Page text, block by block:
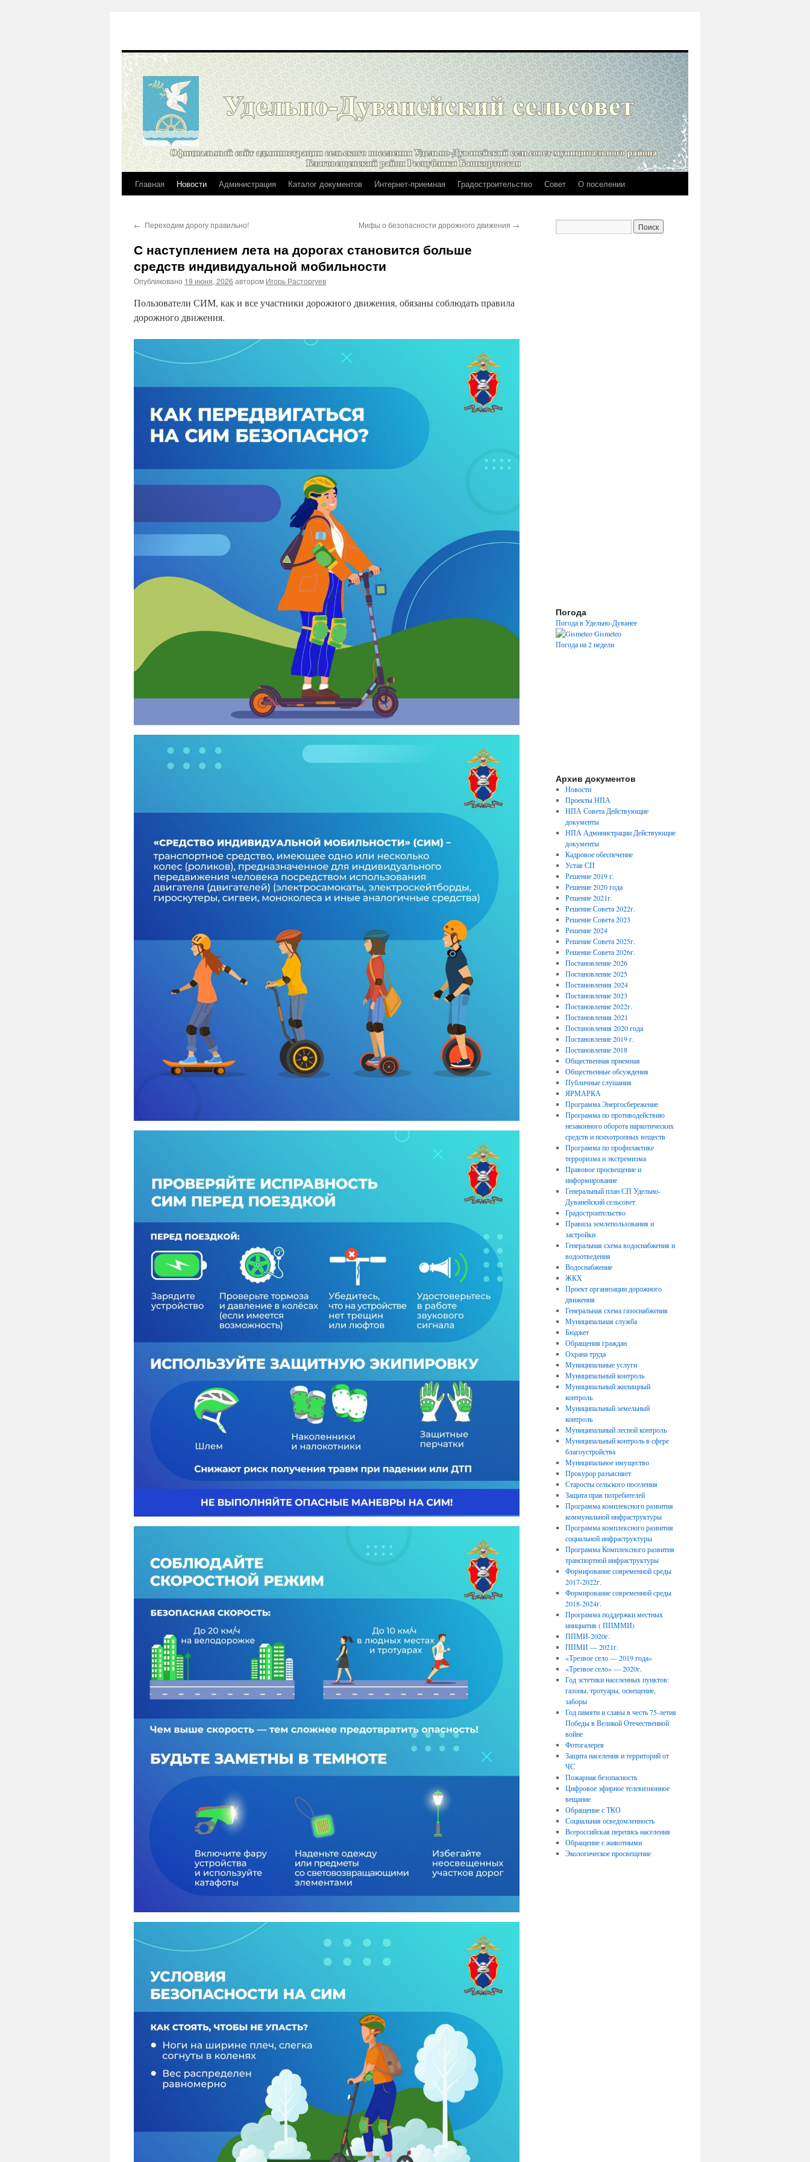
Перейти
содержимому
Главная Новости Администрация Каталог документов Интернет-приемная Градостроительство Совет О поселении
← Переходим дорогу правильно! Мифы о безопасности дорожного движения →
С наступлением лета на дорогах становится больше
средств индивидуальной мобильности
Опубликовано 19 июня, 2026 автором Игорь Расторгуев
Пользователи СИМ, как и все участники дорожного движения, обязаны соблюдать правила
дорожного движения.
Погода
Погода в Удельно-Дуванее
Gismeteo
Погода на 2 недели
Архив документов
Новости
Проекты НПА
НПА Совета Действующие
документы
НПА Администрации Действующие
документы
Кадровое обеспечение
Устав СП
Решение 2019 г.
Решение 2020 года
Решение 2021г.
Решение Совета 2022г.
Решение Совета 2023
Решение 2024
Решение Совета 2025г.
Решение Совета 2026г.
Постановление 2026
Постановление 2025
Постановления 2024
Постановление 2023
Постановление 2022г.
Постановления 2021
Постановления 2020 года
Постановление 2019 г.
Постановление 2018
Общественная приемная
Общественные обсуждения
Публичные слушания
ЯРМАРКА
Программа Энергосбережение
Программа по противодействию
незаконного оборота наркотических
средств и психотропных веществ
Программа по профилактике
терроризма и экстремизма
Правовое просвещение и
информирование
Генеральный план СП Удельно-
Дуванейский сельсовет
Градостроительство
Правила землепользования и
застройки
Генеральная схема водоснабжения и
водоотведения
Водоснабжение
ЖКХ
Проект организации дорожного
движения
Генеральная схема газоснабжения
Муниципальная служба
Бюджет
Обращения граждан
Охрана труда
Муниципальные услуги
Муниципальный контроль
Муниципальный жилищный
контроль
Муниципальный земельный
контроль
Муниципальный лесной контроль
Муниципальный контроль в сфере
благоустройства
Муниципальное имущество
Прокурор разъясняет
Старосты сельского поселения
Защита прав потребителей
Программа комплексного развития
коммунальной инфраструктуры
Программа комплексного развития
социальной инфраструктуры
Программа Комплексного развития
транспортной инфраструктуры
Формирование современной среды
2017-2022г.
Формирование современной среды
2018-2024г.
Программа поддержки местных
инициатив ( ППММИ)
ППМИ-2020г.
ППМИ — 2021г.
«Трезвое село — 2019 года»
«Трезвое село» — 2020г.
Год эстетики населенных пунктов:
газоны, тротуары, освещение,
заборы
Год памяти и славы в честь 75-летия
Победы в Великой Отечественной
войне
Фотогалерея
Защита населения и территорий от
ЧС
Пожарная безопасность
Цифровое эфирное телевизионное
вещание
Обращение с ТКО
Социальная осведомленность
Всероссийская перепись населения
Обращение с животными
Экологическое просвещение